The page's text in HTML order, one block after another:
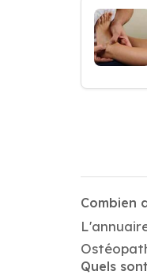
Combien
Quels